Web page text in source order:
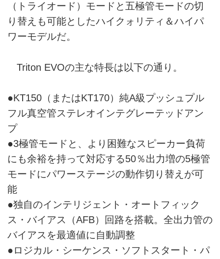
（トライオード）モードと五極管モードの切
り替えも可能としたハイクォリティ＆ハイパ
ワーモデルだ。
Triton EVOの主な特長は以下の通り。
●KT150（またはKT170）純A級プッシュプル
フル真空管ステレオインテグレーテッドアン
プ
●3極管モードと、より困難なスピーカー負荷
にも余裕を持って対応する50％出力増の5極管
モードにパワーステージの動作切り替えが可
能
●独自のインテリジェント・オートフィック
ス・バイアス（AFB）回路を搭載。全出力管の
バイアスを最適値に自動調整
●ロジカル・シーケンス・ソフトスタート・パ